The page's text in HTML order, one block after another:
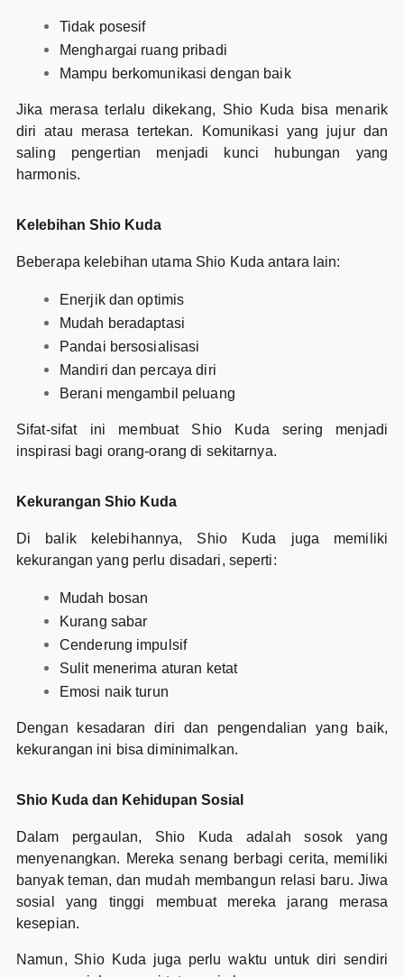
Tidak posesif
Menghargai ruang pribadi
Mampu berkomunikasi dengan baik
Jika merasa terlalu dikekang, Shio Kuda bisa menarik
diri atau merasa tertekan. Komunikasi yang jujur dan
saling pengertian menjadi kunci hubungan yang
harmonis.
Kelebihan Shio Kuda
Beberapa kelebihan utama Shio Kuda antara lain:
Enerjik dan optimis
Mudah beradaptasi
Pandai bersosialisasi
Mandiri dan percaya diri
Berani mengambil peluang
Sifat-sifat ini membuat Shio Kuda sering menjadi
inspirasi bagi orang-orang di sekitarnya.
Kekurangan Shio Kuda
Di balik kelebihannya, Shio Kuda juga memiliki
kekurangan yang perlu disadari, seperti:
Mudah bosan
Kurang sabar
Cenderung impulsif
Sulit menerima aturan ketat
Emosi naik turun
Dengan kesadaran diri dan pengendalian yang baik,
kekurangan ini bisa diminimalkan.
Shio Kuda dan Kehidupan Sosial
Dalam pergaulan, Shio Kuda adalah sosok yang
menyenangkan. Mereka senang berbagi cerita, memiliki
banyak teman, dan mudah membangun relasi baru. Jiwa
sosial yang tinggi membuat mereka jarang merasa
kesepian.
Namun, Shio Kuda juga perlu waktu untuk diri sendiri